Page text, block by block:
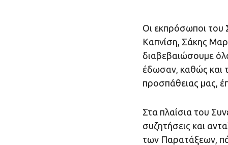
Oι εκπρόσωποι του
Καπνίση, Σάκης
διαβεβαιώσουμε
έδωσαν, καθώς και
προσπάθειας μας,
Στα πλαίσια του
συζητήσεις και
των Παρατάξεων,